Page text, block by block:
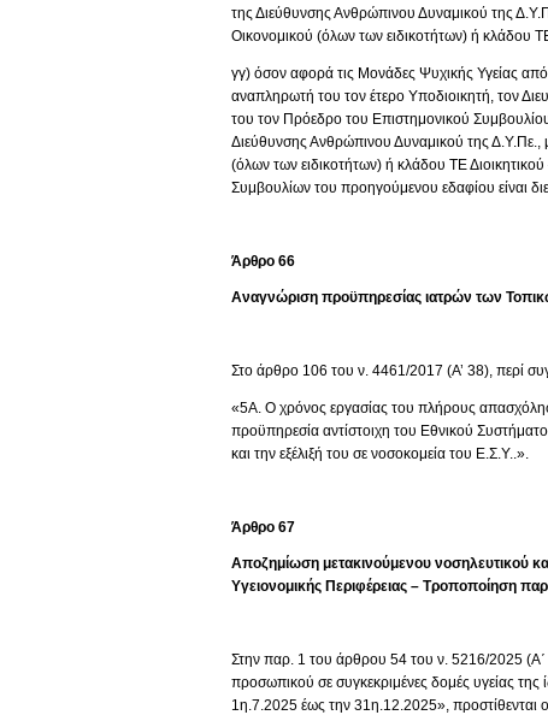
της Διεύθυνσης Ανθρώπινου Δυναμικού της
Οικονομικού (όλων των ειδικοτήτων) ή κλάδου
γγ) όσον αφορά τις Μονάδες Ψυχικής Υγείας
αναπληρωτή του τον έτερο Υποδιοικητή, τον
του τον Πρόεδρο του Επιστημονικού
Διεύθυνσης Ανθρώπινου Δυναμικού της
(όλων των ειδικοτήτων) ή κλάδου ΤΕ
Συμβουλίων του προηγούμενου εδαφίου είναι
Άρθρο 66
Αναγνώριση προϋπηρεσίας ιατρών των
Στο άρθρο 106 του ν. 4461/2017 (Α’ 38), περί
«5Α. Ο χρόνος εργασίας του πλήρους
προϋπηρεσία αντίστοιχη του Εθνικού
και την εξέλιξή του σε νοσοκομεία του Ε.Σ.Υ..».
Άρθρο 67
Αποζημίωση μετακινούμενου νοσηλευτικού
Υγειονομικής Περιφέρειας – Τροποποίηση
Στην παρ. 1 του άρθρου 54 του ν. 5216/2025 (Α΄
προσωπικού σε συγκεκριμένες δομές υγείας της
1η.7.2025 έως την 31η.12.2025», προστίθενται